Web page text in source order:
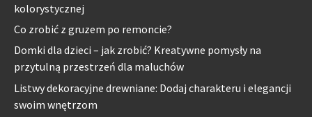
kolorystycznej
Co zrobić z gruzem po remoncie?
Domki dla dzieci – jak zrobić? Kreatywne pomysły na
przytulną przestrzeń dla maluchów
Listwy dekoracyjne drewniane: Dodaj charakteru i elegancji
swoim wnętrzom